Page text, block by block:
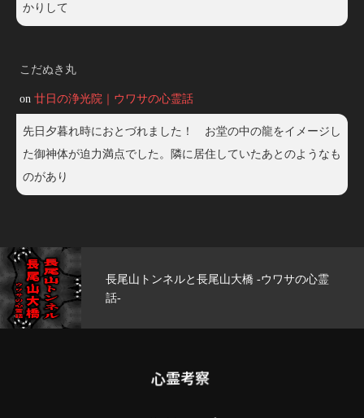
かりして
こだぬき丸
on 廿日の浄光院｜ウワサの心霊話
先日夕暮れ時におとづれました！ お堂の中の龍をイメージし
た御神体が迫力満点でした。隣に居住していたあとのようなも
のがあり
ウワサの心霊
玄武洞公園 -ウワサの心霊話-
心霊考察